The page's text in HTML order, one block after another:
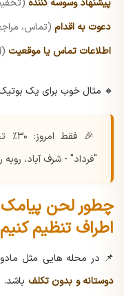
پیشنهاد وسوسه کننده
دعوت به اقدام (تماس،
اطلاعات تماس یا موقعیت
🔸 مثال خوب برای یک
🎉 فقط امروز: ۳۰٪ تخفیف روی مانتوهای تابستانه!
"فرداد" - شرف آباد،
چطور لحن پیامک
اطراف تنظیم
📌 در محله هایی مثل
دوستانه و بدون تکلف باشد.